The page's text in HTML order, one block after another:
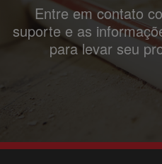
Entre em contato
suporte e as
para levar seu